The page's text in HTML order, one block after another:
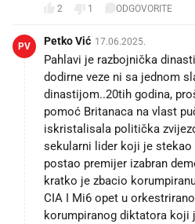
2 1 ODGOVORITE
PV Petko Vić 17.06.2025.
Pahlavi je razbojnička
dodirne veze ni sa jednom
dinastijom..20tih godina,
pomoć Britanaca na vlast
iskristalisala politička
sekularni lider koji je stekao
postao premijer izabran
kratko je zbacio
CIA I Mi6 opet u
korumpiranog diktatora